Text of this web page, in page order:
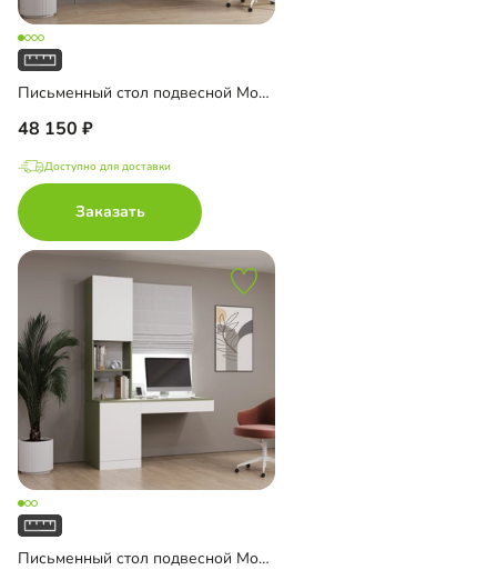
Письменный стол подвесной Мобаро-6
48 150
Доступно для доставки
Заказать
Письменный стол подвесной Мобаро-5